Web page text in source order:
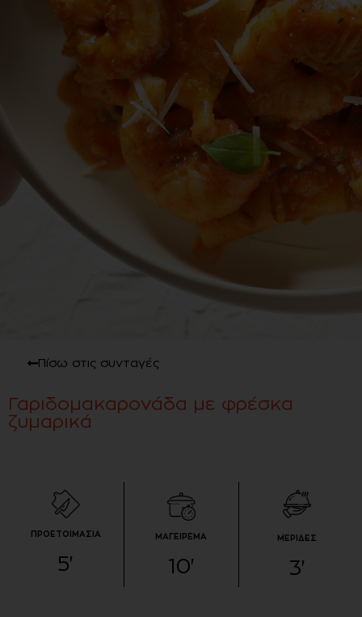
Πίσω στις συνταγές
Γαριδομακαρονάδα με φρέσκα
ζυμαρικά
ΠΡΟΕΤΟΙΜΑΣΙΑ
5'
ΜΑΓΕΙΡΕΜΑ
10'
ΜΕΡΙΔΕΣ
3'